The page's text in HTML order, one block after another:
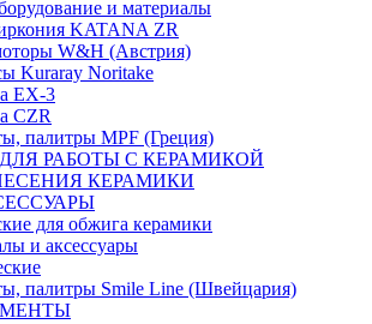
и материалы
KATANA ZR
W&H (Австрия)
Kuraray Noritake
EX-3
CZR
палитры MPF (Греция)
РАБОТЫ С КЕРАМИКОЙ
КЕРАМИКИ
для обжига керамики
и аксессуары
палитры Smile Line (Швейцария)